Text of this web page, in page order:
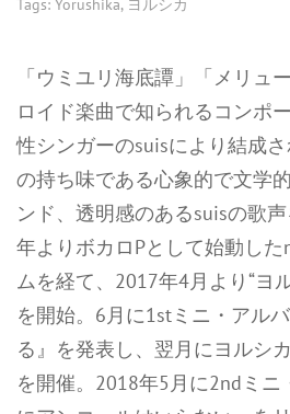
Tags: Yorushika, ヨルシカ
「ウミユリ海底譚」「メリュ
ロイド楽曲で知られるコンポ
性シンガーのsuisにより結成
の持ち味である心象的で文学
ンド、透明感のあるsuisの歌
年よりボカロPとして始動し
ムを経て、2017年4月より“ヨ
を開始。6月に1stミニ・アル
る』を発表し、翌月にヨルシ
を開催。2018年5月に2ndミニ